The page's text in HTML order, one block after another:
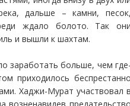
дальше – камни,
ждало болото. Так
и вышли к шахтам.
заработать больше, чем
приходилось
Хаджи-Мурат участвовал